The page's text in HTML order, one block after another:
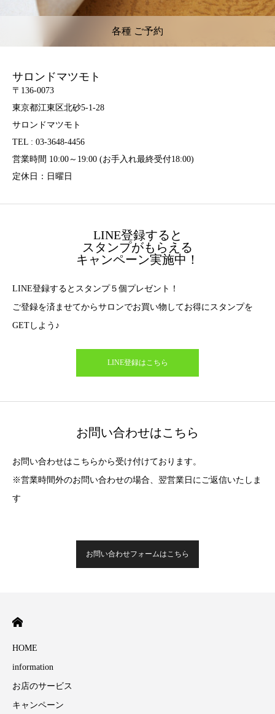
各種 ご予約
サロンドマツモト
〒136-0073
東京都江東区北砂5-1-28
サロンドマツモト
TEL : 03-3648-4456
営業時間 10:00～19:00 (お手入れ最終受付18:00)
定休日：日曜日
LINE登録すると
スタンプがもらえる
キャンペーン実施中！
LINE登録するとスタンプ５個プレゼント！
ご登録を済ませてからサロンでお買い物してお得にスタンプを
GETしよう♪
LINE登録はこちら
お問い合わせはこちら
お問い合わせはこちらから受け付けております。
※営業時間外のお問い合わせの場合、翌営業日にご返信いたしま
す
お問い合わせフォームはこちら
HOME
information
お店のサービス
キャンペーン